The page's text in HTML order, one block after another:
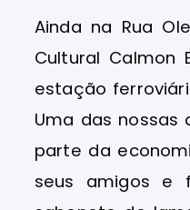
Ainda na Rua
Cultural
estação
Uma das nossas
parte da
seus amigos e